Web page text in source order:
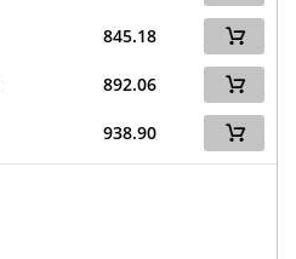
845.18
892.06
938.90